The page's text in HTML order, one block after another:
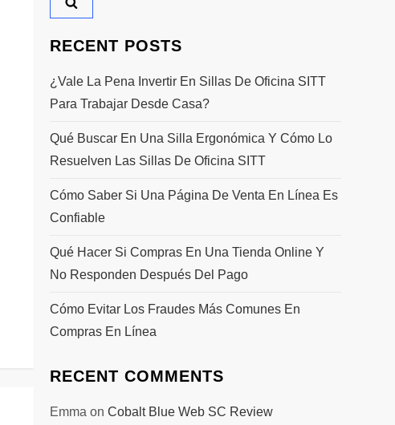
RECENT POSTS
¿Vale La Pena Invertir En Sillas De Oficina SITT
Para Trabajar Desde Casa?
Qué Buscar En Una Silla Ergonómica Y Cómo Lo
Resuelven Las Sillas De Oficina SITT
Cómo Saber Si Una Página De Venta En Línea Es
Confiable
Qué Hacer Si Compras En Una Tienda Online Y
No Responden Después Del Pago
Cómo Evitar Los Fraudes Más Comunes En
Compras En Línea
RECENT COMMENTS
Emma on Cobalt Blue Web SC Review